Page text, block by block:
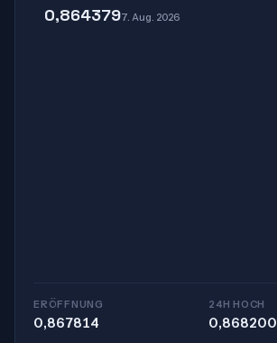
0,8643797. Aug. 2026
ERÖFFNUNG
0,867814
24H HOCH
0,868200